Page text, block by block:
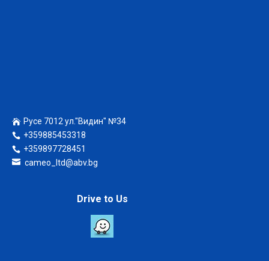
Русе 7012 ул."Видин" №34
+359885453318
+359897728451
cameo_ltd@abv.bg
Drive to Us